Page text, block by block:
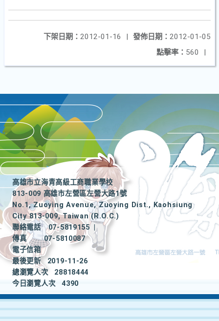
發佈日期： 2012-01-05
下架日期： 2012-01-16
|
點擊率： 560 |
高雄市立海青高級工商職業學校
813-009 高雄市左營區左營大路1號
No.1, Zuoying Avenue, Zuoying Dist., Kaohsiung
City 813-009, Taiwan (R.O.C.)
聯絡電話
07-5819155
|
傳真
07-5810087
電子信箱
最後更新
2019-11-26
總瀏覽人次
28818444
今日瀏覽人次
4390